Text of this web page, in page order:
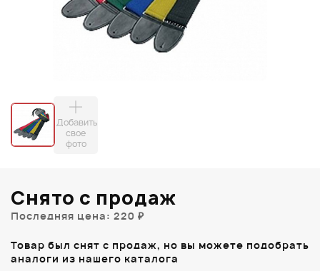
Добавить
свое
фото
Снято с продаж
Последняя цена: 220 ₽
Товар был снят с продаж, но вы можете подобрать
аналоги из нашего каталога